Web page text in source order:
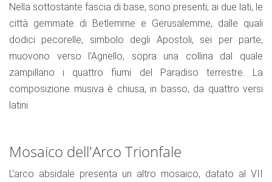
Nella sottostante fascia di base, sono presenti, ai due lati, le
città gemmate di Betlemme e Gerusalemme, dalle quali
dodici pecorelle, simbolo degli Apostoli, sei per parte,
muovono verso l'Agnello, sopra una collina dal quale
zampillano i quattro fiumi del Paradiso terrestre. La
composizione musiva è chiusa, in basso, da quattro versi
latini.
Mosaico dell'Arco Trionfale
L'arco absidale presenta un altro mosaico, datato al VII